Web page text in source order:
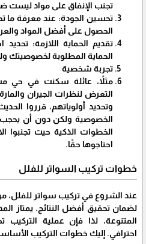
تجنب الإنفاق على مواد ليست
تحسين الجودة: عند معرفة ما
الحصول على أفضل المواد
تقديم الحماية اللازمة:
الحماية المطلوبة لخصوصيتك
تجربة شخصية
مثلاً، عائلة سكنت في حي
التعرض لنظرات الجيران
وتحديد أولوياتهم، قرروا
الخصوصية ولكن دون أن يحجب
الخطوات الذكية حيث تجنبوا
احتاجوها حقًا.
خطوات تركيب السواتر للفلل
عند الشروع في تركيب سواتر للفلل،
لضمان تحقيق أفضل النتائج. يمتاز
المتنوعة، لذا فإن عملية
احترافي. إليك خطوات التركيب